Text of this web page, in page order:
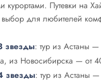
курортами. Путевки на
для любителей
звезды: тур из Астаны
из Новосибирска — от
звезды: тур из Астаны